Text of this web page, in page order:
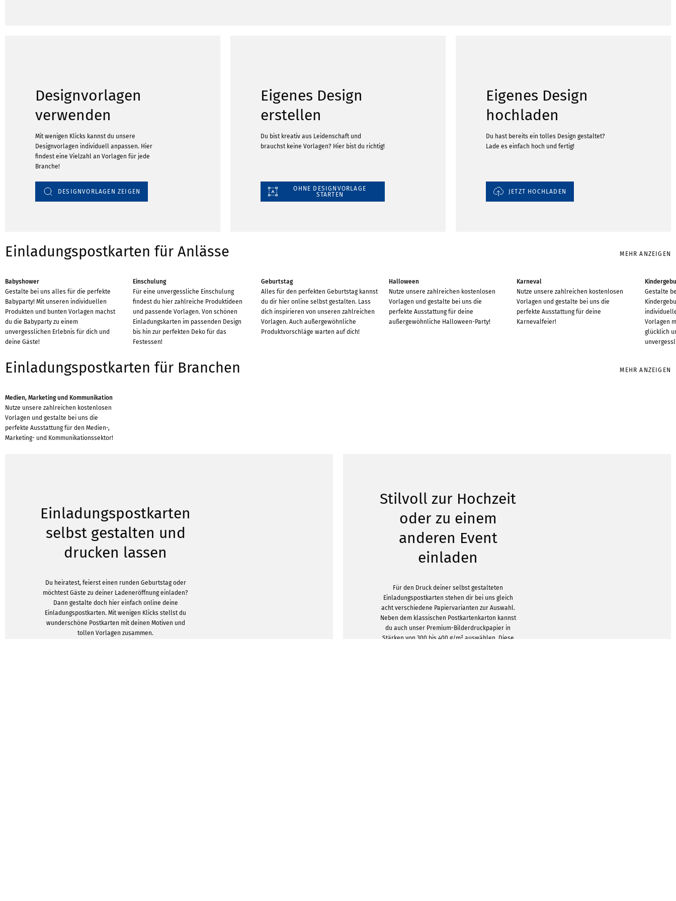
Designvorlagen
verwenden
Mit wenigen Klicks kannst du unsere
Designvorlagen individuell anpassen. Hier
findest eine Vielzahl an Vorlagen für jede
Branche!
DESIGNVORLAGEN ZEIGEN
Eigenes Design
erstellen
Du bist kreativ aus Leidenschaft und
brauchst keine Vorlagen? Hier bist du richtig!
OHNE DESIGNVORLAGE
STARTEN
Eigenes Design
hochladen
Du hast bereits ein tolles Design gestaltet?
Lade es einfach hoch und fertig!
JETZT HOCHLADEN
Einladungspostkarten für Anlässe MEHR ANZEIGEN
Babyshower
Gestalte bei uns alles für die perfekte
Babyparty! Mit unseren individuellen
Produkten und bunten Vorlagen machst
du die Babyparty zu einem
unvergesslichen Erlebnis für dich und
deine Gäste!
Einschulung
Für eine unvergessliche Einschulung
findest du hier zahlreiche Produktideen
und passende Vorlagen. Von schönen
Einladungskarten im passenden Design
bis hin zur perfekten Deko für das
Festessen!
Geburtstag
Alles für den perfekten Geburtstag kannst
du dir hier online selbst gestalten. Lass
dich inspirieren von unseren zahlreichen
Vorlagen. Auch außergewöhnliche
Produktvorschläge warten auf dich!
Halloween
Nutze unsere zahlreichen kostenlosen
Vorlagen und gestalte bei uns die
perfekte Ausstattung für deine
außergewöhnliche Halloween-Party!
Karneval
Nutze unsere zahlreichen kostenlosen
Vorlagen und gestalte bei uns die
perfekte Ausstattung für deine
Karnevalfeier!
Gestalte
Vorlagen
glücklich
Einladungspostkarten für Branchen MEHR ANZEIGEN
Medien, Marketing und Kommunikation
Nutze unsere zahlreichen kostenlosen
Vorlagen und gestalte bei uns die
perfekte Ausstattung für den Medien-,
Marketing- und Kommunikationssektor!
Einladungspostkarten
selbst gestalten und
drucken lassen
Du heiratest, feierst einen runden Geburtstag oder
möchtest Gäste zu deiner Ladeneröffnung einladen?
Dann gestalte doch hier einfach online deine
Einladungspostkarten. Mit wenigen Klicks stellst du
wunderschöne Postkarten mit deinen Motiven und
tollen Vorlagen zusammen.
Stilvoll zur Hochzeit
oder zu einem
anderen Event
einladen
Für den Druck deiner selbst gestalteten
Einladungspostkarten stehen dir bei uns gleich
acht verschiedene Papiervarianten zur Auswahl.
Neben dem klassischen Postkartenkarton kannst
du auch unser Premium-Bilderdruckpapier in
Stärken von 300 bis 400 g/m² auswählen. Diese